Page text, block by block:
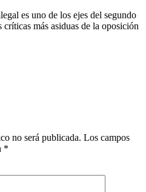
es uno de los ejes del segundo
más asiduas de la oposición
no será publicada. Los campos
*